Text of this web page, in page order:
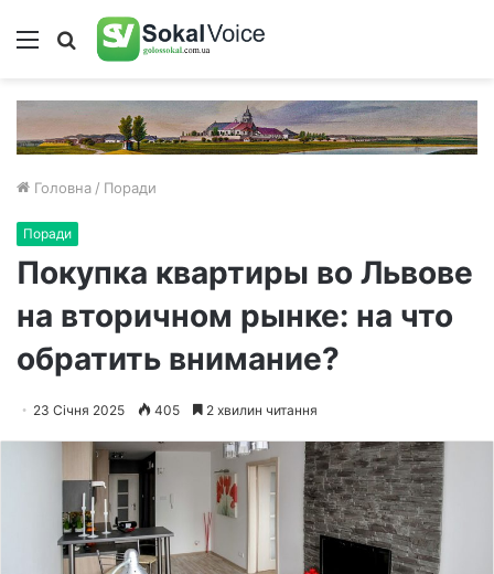
Меню Пошук
Головна / Поради
Поради
Покупка квартиры во Львове
на вторичном рынке: на что
обратить внимание?
23 Січня 2025 405 2 хвилин читання